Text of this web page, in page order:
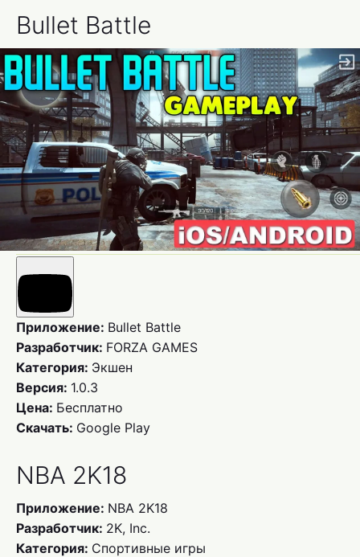
Bullet Battle
Приложение: Bullet Battle
Разработчик: FORZA GAMES
Категория: Экшен
Версия: 1.0.3
Цена: Бесплатно
Скачать: Google Play
NBA 2K18
Приложение: NBA 2K18
Разработчик: 2K, Inc.
Категория: Спортивные игры